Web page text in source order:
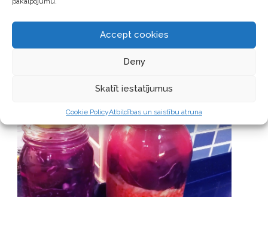
Accept cookies
Deny
Skatīt iestatījumus
Cookie PolicyAtbildības un saistību atruna
Ja vēlas apstādināt fermentēšanu – liek tos ledusskapī.